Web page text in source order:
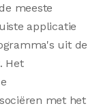
meeste
applicatie
uit de
Het
met het